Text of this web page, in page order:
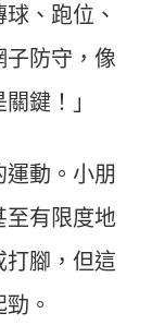
、跑位、
子防守，像
鍵！」
動。小朋
至有限度地
打腳，但這
。